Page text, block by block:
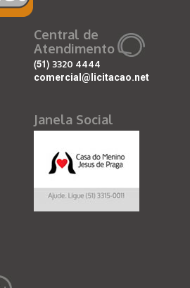
Central de
Atendimento
(51) 3320 4444
comercial@licitacao.net
Janela Social